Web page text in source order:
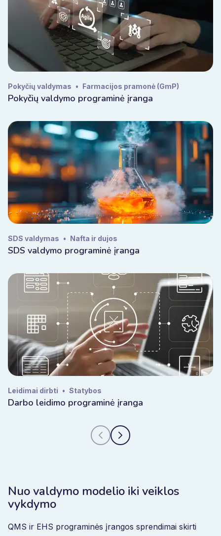
Pokyčių valdymas • Farmacijos pramonė (GmP)
Pokyčių valdymo programinė įranga
SDS valdymas • Nafta ir dujos
SDS valdymo programinė įranga
Leidimai dirbti • Statybos
Darbo leidimo programinė įranga
Nuo valdymo modelio iki veiklos
vykdymo
QMS ir EHS programinės įrangos sprendimai skirti